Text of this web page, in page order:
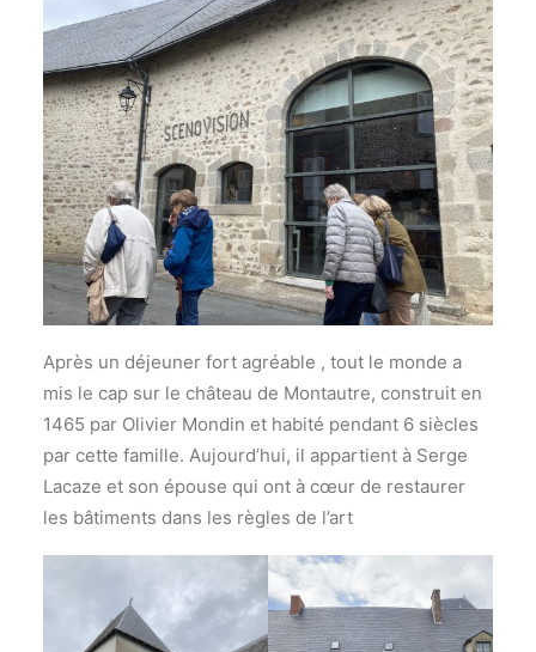
Après un déjeuner fort agréable , tout le monde a
mis le cap sur le château de Montautre, construit en
1465 par Olivier Mondin et habité pendant 6 siècles
par cette famille. Aujourd’hui, il appartient à Serge
Lacaze et son épouse qui ont à cœur de restaurer
les bâtiments dans les règles de l’art